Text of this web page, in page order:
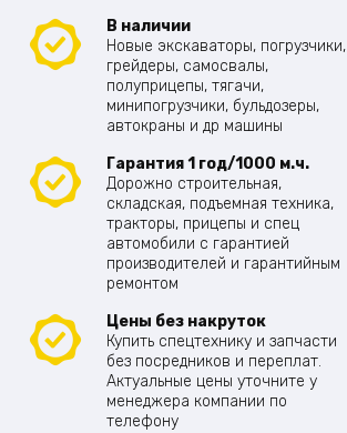
В наличии
Новые экскаваторы, погрузчики,
грейдеры, самосвалы,
полуприцепы, тягачи,
минипогрузчики, бульдозеры,
автокраны и др машины
Гарантия 1 год/1000 м.ч.
Дорожно строительная,
складская, подъемная техника,
тракторы, прицепы и спец
автомобили с гарантией
производителей и гарантийным
ремонтом
Цены без накруток
Купить спецтехнику и запчасти
без посредников и переплат.
Актуальные цены уточните у
менеджера компании по
телефону